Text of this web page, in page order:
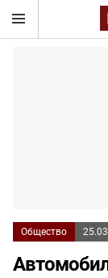
Общество